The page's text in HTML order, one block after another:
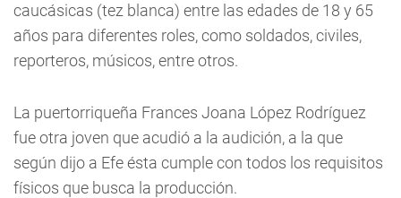
caucásicas (tez blanca) entre las edades de 18 y 65
años para diferentes roles, como soldados, civiles,
reporteros, músicos, entre otros.
La puertorriqueña Frances Joana López Rodríguez
fue otra joven que acudió a la audición, a la que
según dijo a Efe ésta cumple con todos los requisitos
físicos que busca la producción.